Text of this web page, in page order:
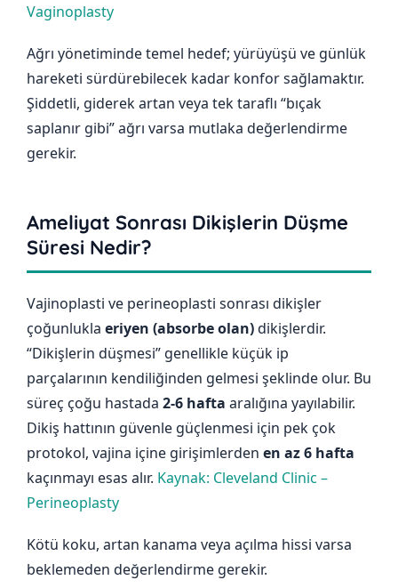
Vaginoplasty
Ağrı yönetiminde temel hedef; yürüyüşü ve günlük
hareketi sürdürebilecek kadar konfor sağlamaktır.
Şiddetli, giderek artan veya tek taraflı “bıçak
saplanır gibi” ağrı varsa mutlaka değerlendirme
gerekir.
Ameliyat Sonrası Dikişlerin Düşme
Süresi Nedir?
Vajinoplasti ve perineoplasti sonrası dikişler
çoğunlukla eriyen (absorbe olan)dikişlerdir.
“Dikişlerin düşmesi” genellikle küçük ip
parçalarının kendiliğinden gelmesi şeklinde olur. Bu
süreç çoğu hastada 2-6 hafta aralığına yayılabilir.
Dikiş hattının güvenle güçlenmesi için pek çok
protokol, vajina içine girişimlerden en az 6 hafta
kaçınmayı esas alır. Kaynak: Cleveland Clinic –
Perineoplasty
Kötü koku, artan kanama veya açılma hissi varsa
beklemeden değerlendirme gerekir.